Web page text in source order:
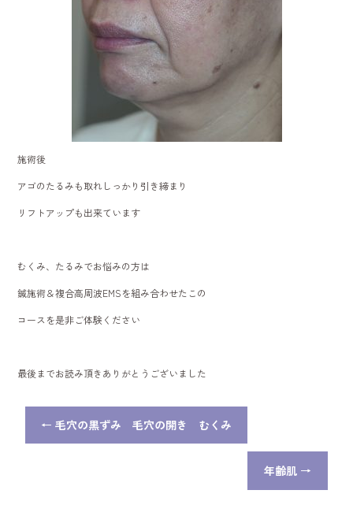
施術後
アゴのたるみも取れしっかり引き締まり
リフトアップも出来ています
むくみ、たるみでお悩みの方は
鍼施術＆複合高周波EMSを組み合わせたこの
コースを是非ご体験ください
最後までお読み頂きありがとうございました
← 毛穴の黒ずみ 毛穴の開き むくみ
年齢肌 →